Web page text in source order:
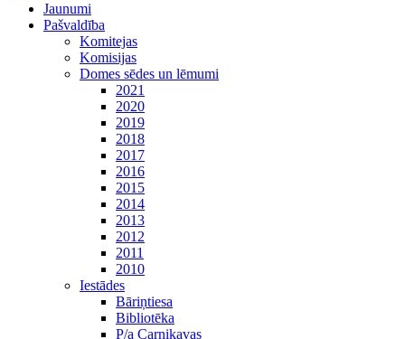
Jaunumi
Pašvaldība
Komitejas
Komisijas
Domes sēdes un lēmumi
2021
2020
2019
2018
2017
2016
2015
2014
2013
2012
2011
2010
Iestādes
Bāriņtiesa
Bibliotēka
P/a Carnikavas